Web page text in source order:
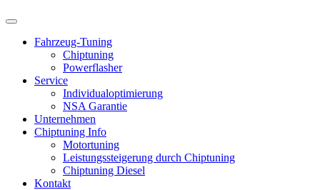
Fahrzeug-Tuning
Chiptuning
Powerflasher
Service
Individualoptimierung
NSA Garantie
Unternehmen
Chiptuning Info
Motortuning
Leistungssteigerung durch Chiptuning
Chiptuning Diesel
Kontakt